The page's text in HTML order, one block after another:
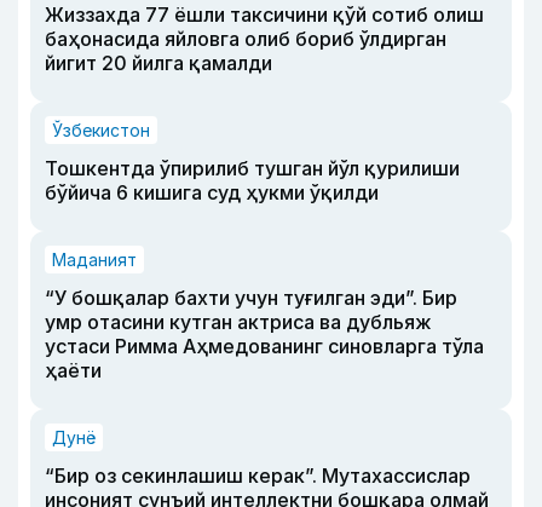
Жиззахда 77 ёшли таксичини қўй сотиб олиш
баҳонасида яйловга олиб бориб ўлдирган
йигит 20 йилга қамалди
Ўзбекистон
Тошкентда ўпирилиб тушган йўл қурилиши
бўйича 6 кишига суд ҳукми ўқилди
Маданият
“У бошқалар бахти учун туғилган эди”. Бир
умр отасини кутган актриса ва дубльяж
устаси Римма Аҳмедованинг синовларга тўла
ҳаёти
Дунё
“Бир оз секинлашиш керак”. Мутахассислар
инсоният сунъий интеллектни бошқара олмай